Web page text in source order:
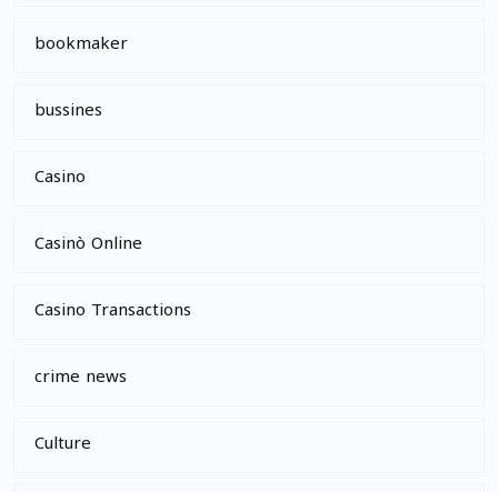
bookmaker
bussines
Casino
Casinò Online
Casino Transactions
crime news
Culture